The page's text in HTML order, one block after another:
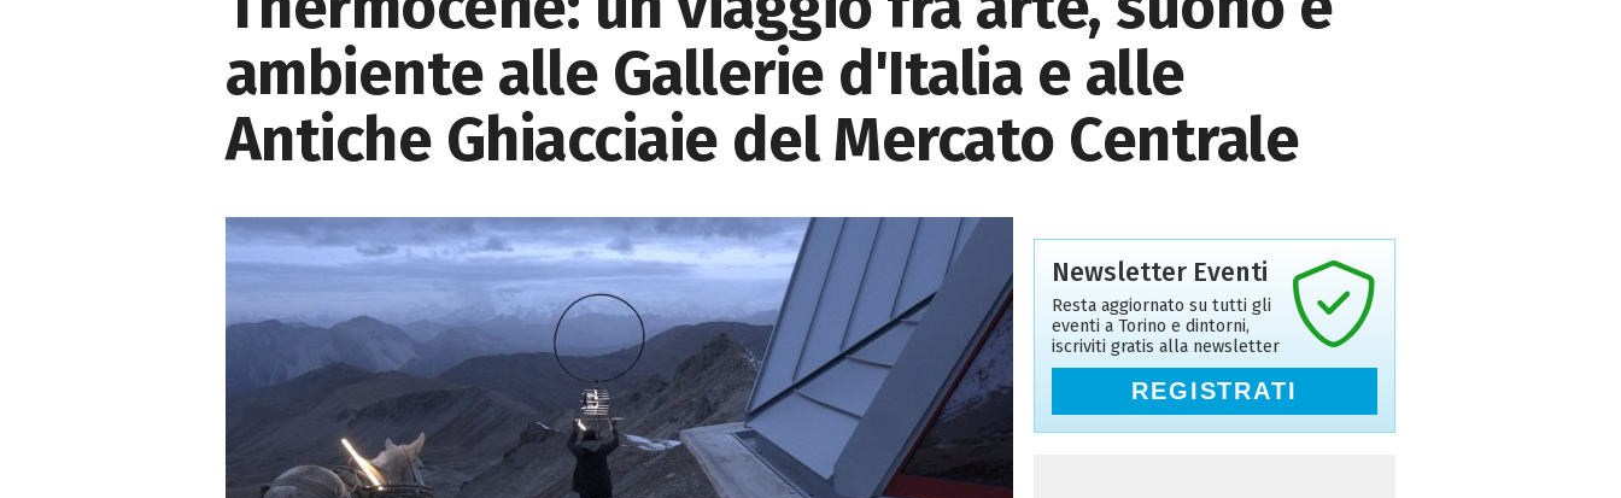
ambiente alle Gallerie d'Italia e alle
Antiche Ghiacciaie del Mercato Centrale
Newsletter Eventi
Resta aggiornato su tutti gli
eventi a Torino e dintorni,
iscriviti gratis alla newsletter
REGISTRATI